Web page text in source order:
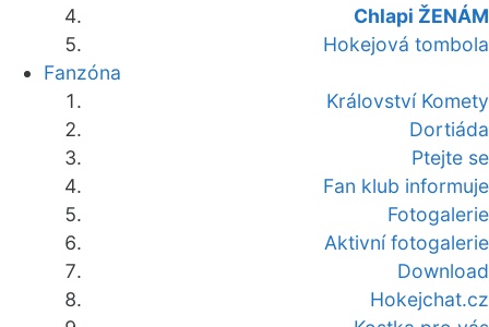
Chlapi ŽENÁM
Hokejová tombola
Fanzóna
Království Komety
Dortiáda
Ptejte se
Fan klub informuje
Fotogalerie
Aktivní fotogalerie
Download
Hokejchat.cz